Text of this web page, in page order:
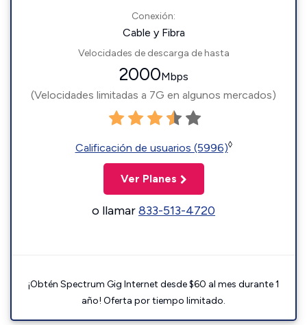
Conexión:
Cable y Fibra
Velocidades de descarga de hasta
2000Mbps
(Velocidades limitadas a 7G en algunos mercados)
Calificación de usuarios (5996)◊
Ver Planes
o llamar833-513-4720
¡Obtén Spectrum Gig Internet desde $60 al mes durante 1
año! Oferta por tiempo limitado.